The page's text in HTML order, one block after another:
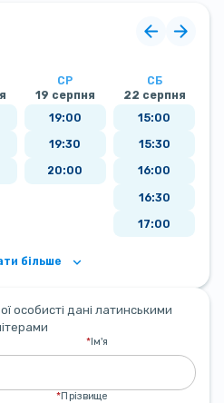
СР
19 серпня
19:00
19:30
20:00
СБ
22 серпня
15:00
15:30
16:00
16:30
17:00
більше
особисті дані латинськими
Ім'я
*
Прізвище
*